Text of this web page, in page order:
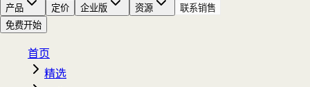
产品 定价 企业版 资源
联系销售
免费开始
首页
精选